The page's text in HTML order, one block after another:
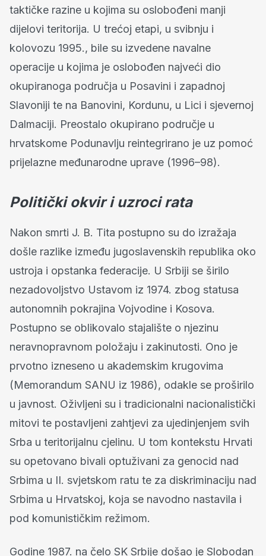
taktičke razine u kojima su oslobođeni manji
dijelovi teritorija. U trećoj etapi, u svibnju i
kolovozu 1995., bile su izvedene navalne
operacije u kojima je oslobođen najveći dio
okupiranoga područja u Posavini i zapadnoj
Slavoniji te na Banovini, Kordunu, u Lici i sjevernoj
Dalmaciji. Preostalo okupirano područje u
hrvatskome Podunavlju reintegrirano je uz pomoć
prijelazne međunarodne uprave (1996–98).
Politički okvir i uzroci rata
Nakon smrti J. B. Tita postupno su do izražaja
došle razlike između jugoslavenskih republika oko
ustroja i opstanka federacije. U Srbiji se širilo
nezadovoljstvo Ustavom iz 1974. zbog statusa
autonomnih pokrajina Vojvodine i Kosova.
Postupno se oblikovalo stajalište o njezinu
neravnopravnom položaju i zakinutosti. Ono je
prvotno izneseno u akademskim krugovima
(Memorandum SANU iz 1986), odakle se proširilo
u javnost. Oživljeni su i tradicionalni nacionalistički
mitovi te postavljeni zahtjevi za ujedinjenjem svih
Srba u teritorijalnu cjelinu. U tom kontekstu Hrvati
su opetovano bivali optuživani za genocid nad
Srbima u II. svjetskom ratu te za diskriminaciju nad
Srbima u Hrvatskoj, koja se navodno nastavila i
pod komunističkim režimom.
Godine 1987. na čelo SK Srbije došao je Slobodan